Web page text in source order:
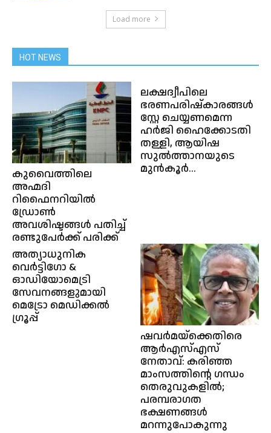
Load more
HOT NEWS
കുവൈത്തിലെ
അഹ്മദി
റിഫൈനറിയിൽ
ഡ്രോൺ
അവശിഷ്ടങ്ങൾ പതിച്ച്
രണ്ടുപേർക്ക് പരിക്ക്
ലക്ഷദ്വീപിലെ
ഭരണപരിഷ്‌കാരങ്ങൾ
സ്റ്റേ ചെയ്യണമെന്ന
ഹര്‍ജി ഹൈക്കോടതി
തള്ളി, ആയിഷ
സുല്‍ത്താനയുടെ
മുന്‍കൂര്‍...
അത്യാധുനിക
വെർട്ടിഗോ &
ഓഡിയോമെട്രി
സേവനങ്ങളുമായി
മെട്രോ മെഡിക്കൽ
ഗ്രൂപ്പ്
ഷവർമയ്ക്കെതിരെ
ആർഎസ്എസ്
നേതാവ്: കരിഞ്ഞ
മാംസത്തിന്റെ ഗന്ധം
തെരുവുകളിൽ;
പരമ്പരാഗത
ഭക്ഷണങ്ങൾ
മറന്നുപോകുന്നു